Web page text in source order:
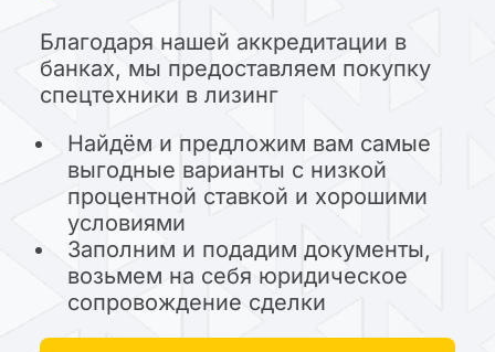
Благодаря нашей аккредитации в
банках, мы предоставляем покупку
спецтехники в лизинг
Найдём и предложим вам самые
выгодные варианты с низкой
процентной ставкой и хорошими
условиями
Заполним и подадим документы,
возьмем на себя юридическое
сопровождение сделки